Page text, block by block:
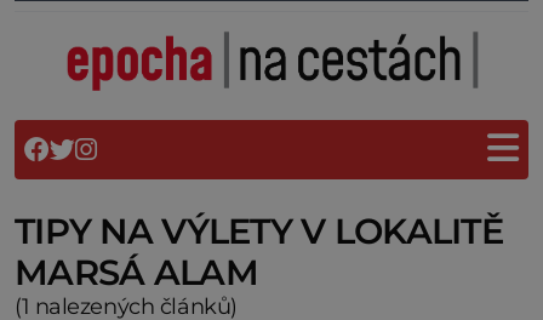
TIPY NA VÝLETY V LOKALITĚ
MARSÁ ALAM
(1 nalezených článků)